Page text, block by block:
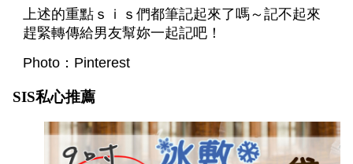
上述的重點ｓｉｓ們都筆記起來了嗎～記不起來
趕緊轉傳給男友幫妳一起記吧！
Photo：Pinterest
SIS私心推薦